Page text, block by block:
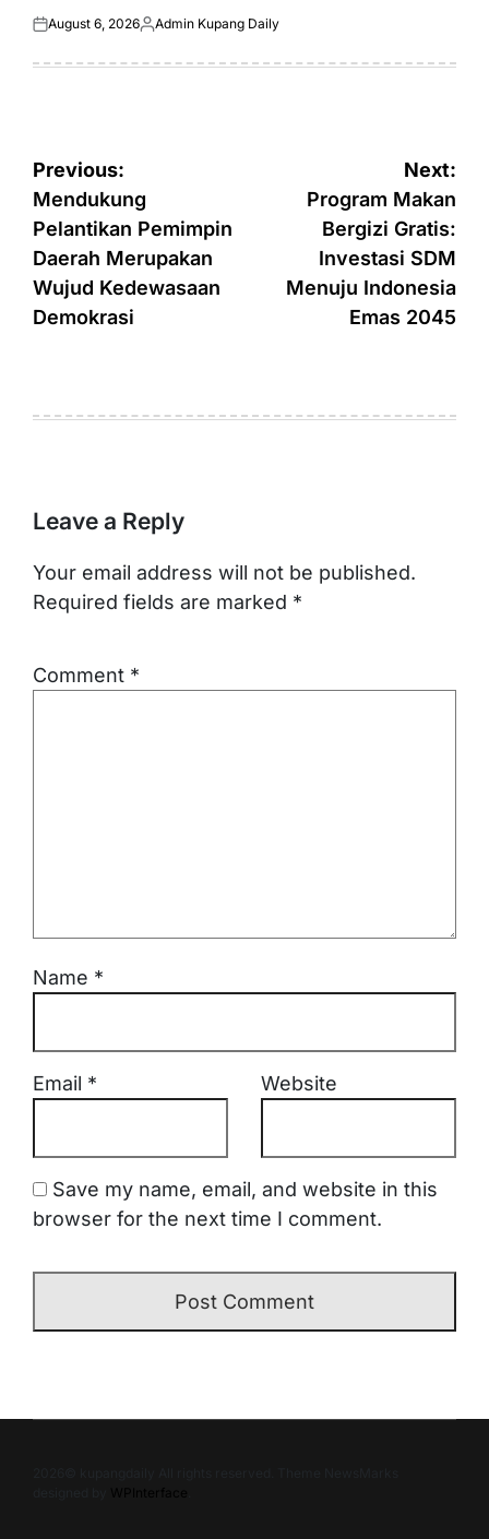
Posted
August 6, 2026Posted
Admin Kupang Daily
Post
navigation
Previous:
Mendukung
Pelantikan Pemimpin
Daerah Merupakan
Wujud Kedewasaan
Demokrasi
Next:
Program Makan
Bergizi Gratis:
Investasi SDM
Menuju Indonesia
Emas 2045
Leave a Reply
Your email address will not be published.
Required fields are marked *
Comment *
Name *
Email * Website
Save my name, email, and website in this
browser for the next time I comment.